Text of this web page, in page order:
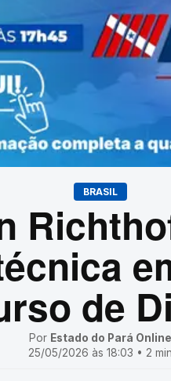
BRASIL
de
Por Estado do Pará Online
25/05/2026 às 18:03 • 2 min